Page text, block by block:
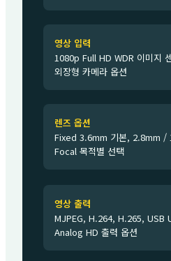
영상 입력
1080p Full HD WDR 이미지
외장형 카메라 옵션
렌즈 옵션
Fixed 3.6mm 기본, 2.8mm /
Focal 목적별 선택
영상 출력
MJPEG, H.264, H.265, USB
Analog HD 출력 옵션